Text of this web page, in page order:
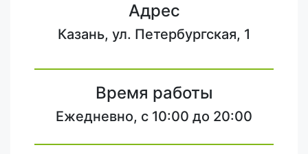
Адрес
Казань, ул. Петербургская, 1
Время работы
Ежедневно, с 10:00 до 20:00